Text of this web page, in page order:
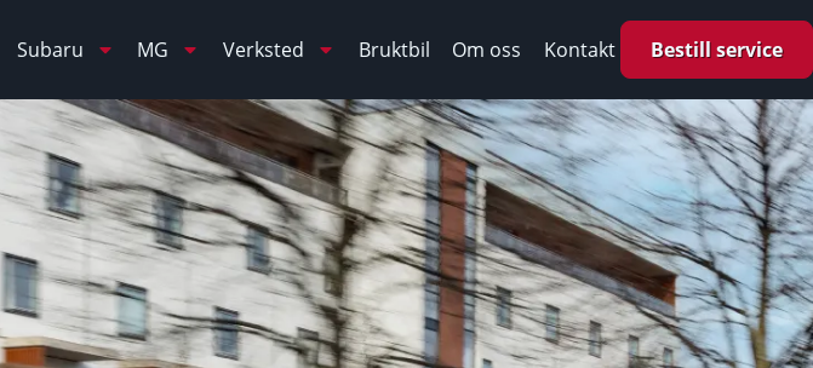
Subaru MG Verksted Bruktbil Om oss Kontakt Bestill service